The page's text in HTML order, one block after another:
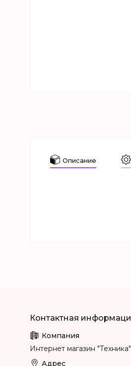
Описание
Интернет магазин "Техника"